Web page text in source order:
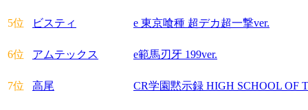
5位 ビスティ e 東京喰種 超デカ超一撃ver.
6位 アムテックス e範馬刃牙 199ver.
7位 高尾 CR学園黙示録 HIGH SCHOOL OF